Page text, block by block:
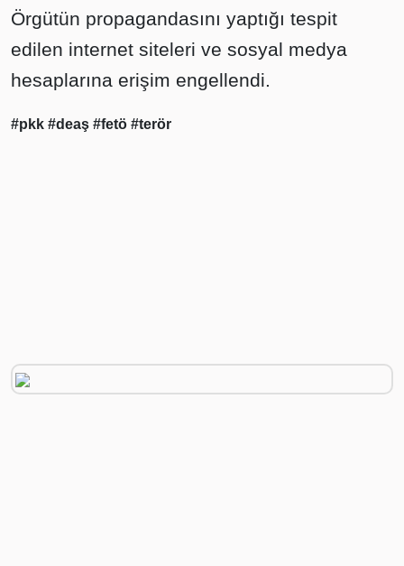
Örgütün propagandasını yaptığı tespit
edilen internet siteleri ve sosyal medya
hesaplarına erişim engellendi.
#pkk #deaş #fetö #terör